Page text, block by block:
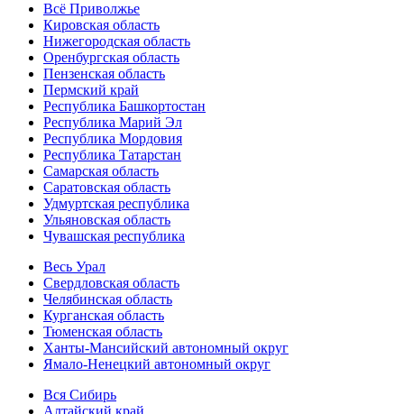
Всё Приволжье
Кировская область
Нижегородская область
Оренбургская область
Пензенская область
Пермский край
Республика Башкортостан
Республика Марий Эл
Республика Мордовия
Республика Татарстан
Самарская область
Саратовская область
Удмуртская республика
Ульяновская область
Чувашская республика
Весь Урал
Свердловская область
Челябинская область
Курганская область
Тюменская область
Ханты-Мансийский автономный округ
Ямало-Ненецкий автономный округ
Вся Сибирь
Алтайский край